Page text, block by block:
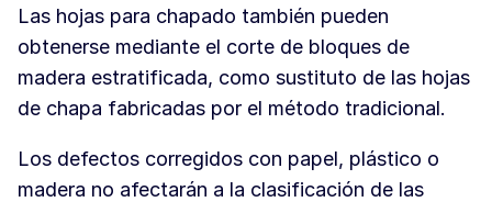
Las hojas para chapado también pueden
obtenerse mediante el corte de bloques de
madera estratificada, como sustituto de las hojas
de chapa fabricadas por el método tradicional.
Los defectos corregidos con papel, plástico o
madera no afectarán a la clasificación de las